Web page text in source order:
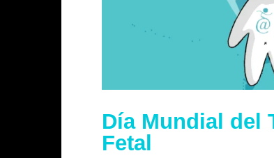
Día Mundial del
Fetal